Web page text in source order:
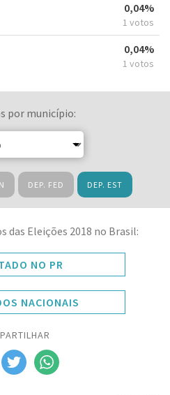
0,04%
1 votos
0,04%
1 votos
por município:
DEP. FED DEP. EST
das Eleições 2018 no Brasil:
NO PR
NACIONAIS